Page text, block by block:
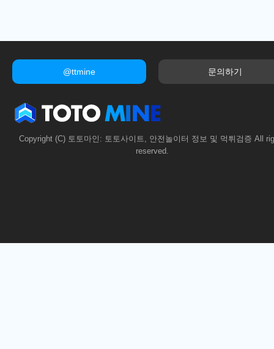
@ttmine 문의하기
Copyright (C) 토토마인: 토토사이트, 안전놀이터 정보 및 먹튀검증 All
reserved.